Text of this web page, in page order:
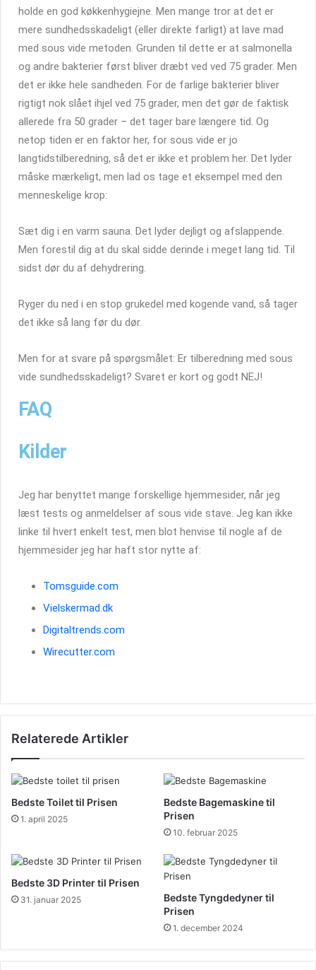
holde en god køkkenhygiejne. Men mange tror at det er
mere sundhedsskadeligt (eller direkte farligt) at lave mad
med sous vide metoden. Grunden til dette er at salmonella
og andre bakterier først bliver dræbt ved ved 75 grader. Men
det er ikke hele sandheden. For de farlige bakterier bliver
rigtigt nok slået ihjel ved 75 grader, men det gør de faktisk
allerede fra 50 grader – det tager bare længere tid. Og
netop tiden er en faktor her, for sous vide er jo
langtidstilberedning, så det er ikke et problem her. Det lyder
måske mærkeligt, men lad os tage et eksempel med den
menneskelige krop:
Sæt dig i en varm sauna. Det lyder dejligt og afslappende.
Men forestil dig at du skal sidde derinde i meget lang tid. Til
sidst dør du af dehydrering.
Ryger du ned i en stop grukedel med kogende vand, så tager
det ikke så lang før du dør.
Men for at svare på spørgsmålet: Er tilberedning med sous
vide sundhedsskadeligt? Svaret er kort og godt NEJ!
FAQ
Kilder
Jeg har benyttet mange forskellige hjemmesider, når jeg
læst tests og anmeldelser af sous vide stave. Jeg kan ikke
linke til hvert enkelt test, men blot henvise til nogle af de
hjemmesider jeg har haft stor nytte af:
Tomsguide.com
Vielskermad.dk
Digitaltrends.com
Wirecutter.com
Relaterede Artikler
Bedste Toilet til Prisen
1. april 2025
Bedste Bagemaskine til
Prisen
10. februar 2025
Bedste 3D Printer til Prisen
31. januar 2025
Bedste Tyngdedyner til
Prisen
1. december 2024